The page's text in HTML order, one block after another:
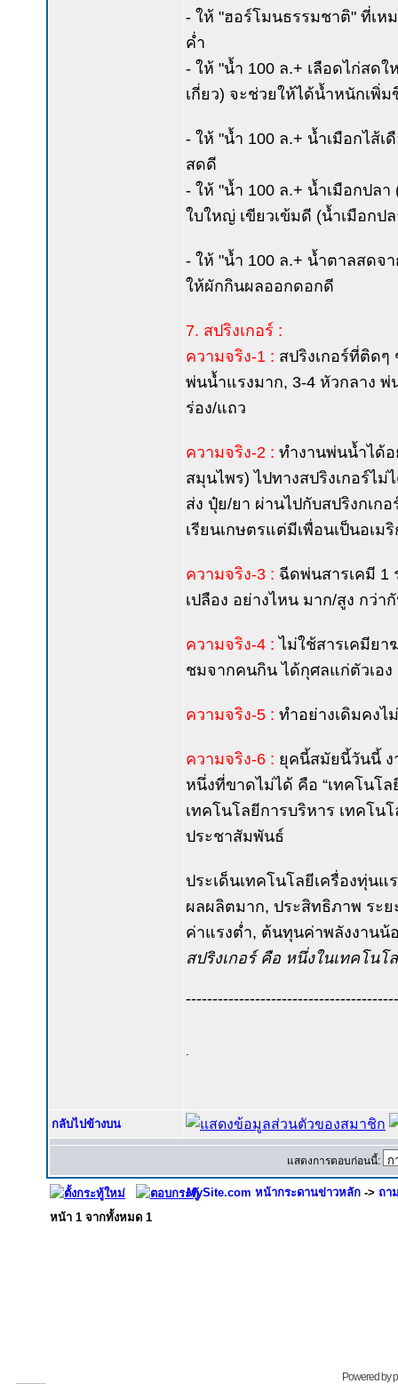
- ให้ "ฮอร์โมนธรรมชาติ" ที่เห
ค่ำ
- ให้ "น้ำ 100 ล.+ เลือดไก่สด
เกี่ยว) จะช่วยให้ได้น้ำหนักเพิ่
- ให้ "น้ำ 100 ล.+ น้ำเมือกไส้
สดดี
- ให้ "น้ำ 100 ล.+ น้ำเมือกปล
ใบใหญ่ เขียวเข้มดี (น้ำเมือกป
- ให้ "น้ำ 100 ล.+ น้ำตาลสดจ
ให้ผักกินผลออกดอกดี
7. สปริงเกอร์ :
ความจริง-1 : สปริงเกอร์ที่ติดๆ
พ่นน้ำแรงมาก, 3-4 หัวกลาง
ร่อง/แถว
ความจริง-2 : ทำงานพ่นน้ำได้อ
สมุนไพร) ไปทางสปริงเกอร์ไม่
ส่ง ปุ๋ย/ยา ผ่านไปกับสปริงกเก
เรียนเกษตรแต่มีเพื่อนเป็นอเ
ความจริง-3 : ฉีดพ่นสารเคมี 1
เปลือง อย่างไหน มาก/สูง กว่า
ความจริง-4 : ไม่ใช้สารเคมีย
ชมจากคนกิน ได้กุศลแก่ตัวเอ
ความจริง-5 : ทำอย่างเดิมคงไ
ความจริง-6 : ยุคนี้สมัยนี้วันนี้ ง
หนึ่งที่ขาดไม่ได้ คือ “เทคโนโ
เทคโนโลยีการบริหาร เทคโน
ประชาสัมพันธ์
ประเด็นเทคโนโลยีเครื่องทุ่น
ผลผลิตมาก, ประสิทธิภาพ ระ
ค่าแรงต่ำ, ต้นทุนค่าพลังงาน
สปริงเกอร์ คือ หนึ่งในเทคโนโ
กลับไปข้างบน
แสดงการตอบก่อนนี้:
MySite.com หน้ากระดานข่าวหลัก -> ถา
หน้า 1 จากทั้งหมด 1
Powered by